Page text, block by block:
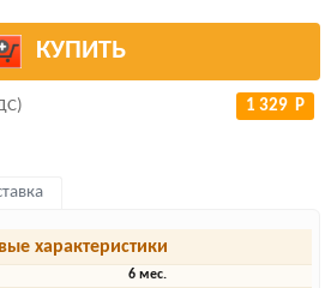
КУПИТЬ
1 329 Р
характеристики
6 мес.